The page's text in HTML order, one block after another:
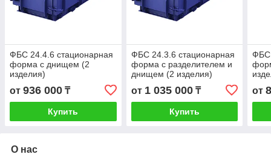
ФБС 24.4.6 стационарная
форма с днищем (2
изделия)
от 936 000 ₸
Купить
ФБС 24.3.6 стационарная
форма с разделителем и
днищем (2 изделия)
от 1 035 000₸
Купить
ФБС
от
О нас